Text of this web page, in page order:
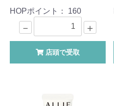
HOPポイント： 160
－ ＋
店頭で受取